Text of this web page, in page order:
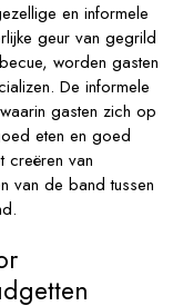
en informele
geur van gegrild
worden gasten
De informele
gasten zich op
eten en goed
creëren van
van de band tussen